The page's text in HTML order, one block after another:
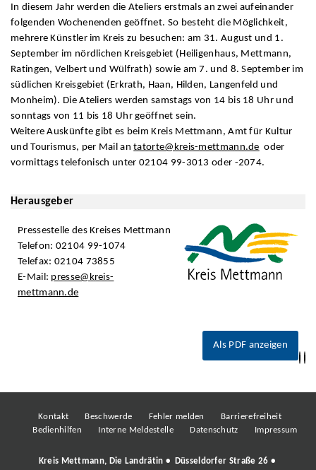
In diesem Jahr werden die Ateliers erstmals an zwei aufeinander
folgenden Wochenenden geöffnet. So besteht die Möglichkeit,
mehrere Künstler im Kreis zu besuchen: am 31. August und 1.
September im nördlichen Kreisgebiet (Heiligenhaus, Mettmann,
Ratingen, Velbert und Wülfrath) sowie am 7. und 8. September im
südlichen Kreisgebiet (Erkrath, Haan, Hilden, Langenfeld und
Monheim). Die Ateliers werden samstags von 14 bis 18 Uhr und
sonntags von 11 bis 18 Uhr geöffnet sein.
Weitere Auskünfte gibt es beim Kreis Mettmann, Amt für Kultur
und Tourismus, per Mail antatorte@kreis-mettmann.de oder
vormittags telefonisch unter 02104 99-3013 oder -2074.
Herausgeber
Pressestelle des Kreises Mettmann
Telefon: 02104 99-1074
Telefax: 02104 73855
E-Mail: presse@kreis-
mettmann.de
Als PDF anzeigen
Kontakt Beschwerde Fehler melden
Barrierefreiheit
Bedienhilfen
Interne Meldestelle Datenschutz Impressum
Kreis Mettmann, Die Landrätin • Düsseldorfer Straße 26 •